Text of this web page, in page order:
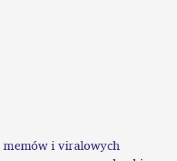
i viralowych